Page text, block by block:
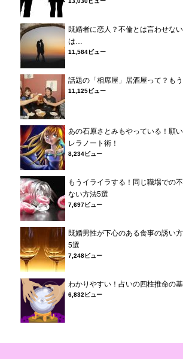
既婚者に恋人？不倫とは言わせな
は…
11,584ビュー
話題の「相席屋」居酒屋って？も
11,125ビュー
あの石原さとみもやっている！願
レラノート術！
8,234ビュー
もうイライラする！同じ職場での
ない方法5選
7,697ビュー
既婚男性が下心のある食事の誘い
5選
7,248ビュー
わかりやすい！占いの四柱推命の
6,832ビュー